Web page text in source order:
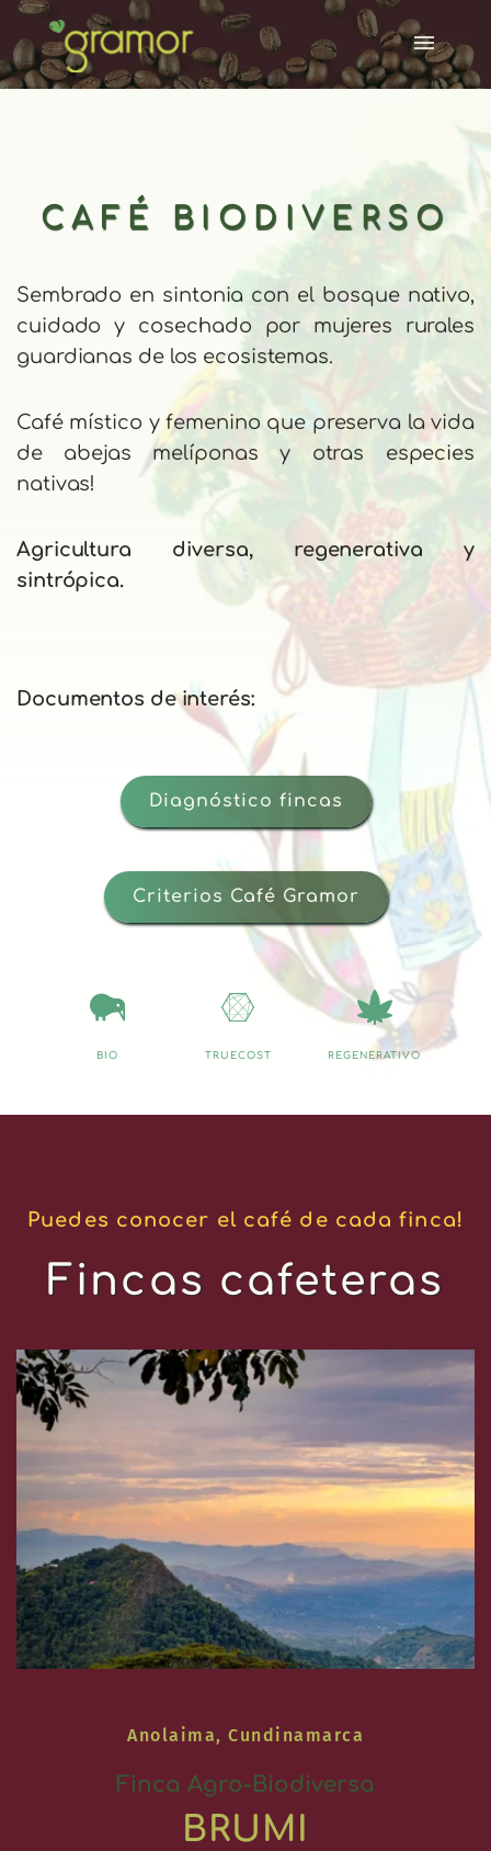
CAFÉ BIODIVERSO
Sembrado en sintonia con el bosque nativo,
cuidado y cosechado por mujeres rurales
guardianas de los ecosistemas.
Café místico y femenino que preserva la vida
de abejas melíponas y otras especies
nativas!
Agricultura diversa, regenerativa y
sintrópica.
Documentos de interés:
Diagnóstico fincas
Criterios Café Gramor
BIO TRUECOST REGENERATIVO
Puedes conocer el café de cada finca!
Fincas cafeteras
Anolaima, Cundinamarca
Finca Agro-Biodiversa
BRUMI